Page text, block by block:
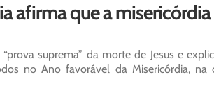
afirma que a
suprema” da morte de Jesus e
no Ano favorável da Misericórdia, na